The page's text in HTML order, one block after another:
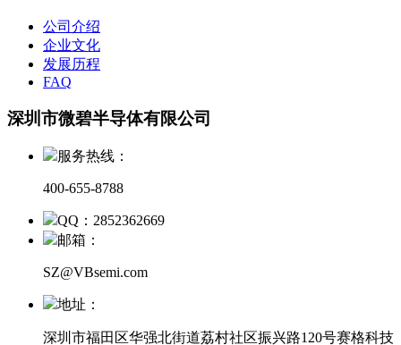
公司介绍
企业文化
发展历程
FAQ
深圳市微碧半导体有限公司
服务热线：
400-655-8788
QQ：2852362669
邮箱：
SZ@VBsemi.com
地址：
深圳市福田区华强北街道荔村社区振兴路120号赛格科技